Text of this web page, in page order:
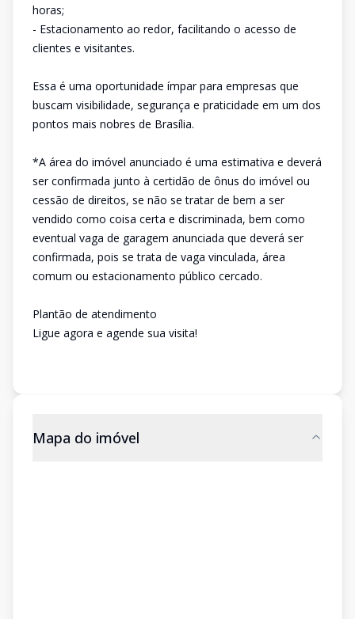
horas;
- Estacionamento ao redor, facilitando o acesso de
clientes e visitantes.
Essa é uma oportunidade ímpar para empresas que
buscam visibilidade, segurança e praticidade em um dos
pontos mais nobres de Brasília.
*A área do imóvel anunciado é uma estimativa e deverá
ser confirmada junto à certidão de ônus do imóvel ou
cessão de direitos, se não se tratar de bem a ser
vendido como coisa certa e discriminada, bem como
eventual vaga de garagem anunciada que deverá ser
confirmada, pois se trata de vaga vinculada, área
comum ou estacionamento público cercado.
Plantão de atendimento
Ligue agora e agende sua visita!
Mapa do imóvel